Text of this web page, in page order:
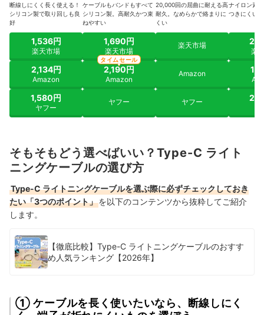
断線しにくく長く使える！
シリコン製で取り回しも良
好
1,536円
楽天市場
2,134円
Amazon
1,580円
ヤフー
ケーブルもバンドもすべて
シリコン製。高耐久かつ束
ねやすい
1,690円
楽天市場
2,190円
Amazon
タイムセール
ヤフー
20,000回の屈曲に耐える高
耐久。なめらかで絡まりに
くい
楽天市場
Amazon
ヤフー
ナイロン素
つきにくい
楽
そもそもどう選べばいい？Type-C ライト
ニングケーブルの選び方
Type-C ライトニングケーブルを選ぶ際に必ずチェックしておき
たい「3つのポイント」を以下のコンテンツから抜粋してご紹介
します。
【徹底比較】Type-C ライトニングケーブルのおすす
め人気ランキング【2026年】
① ケーブルを長く使いたいなら、断線しにく